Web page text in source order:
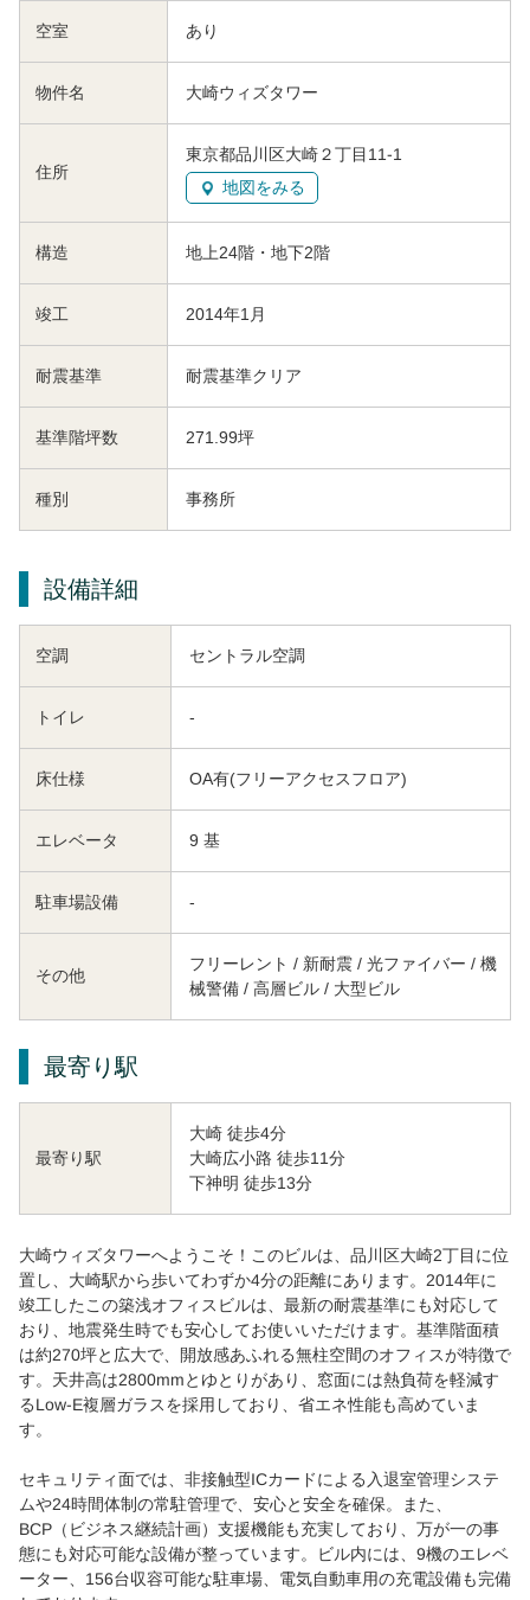
空室 あり
物件名 大崎ウィズタワー
住所
東京都品川区大崎２丁目11-1
地図をみる
構造 地上24階・地下2階
竣工 2014年1月
耐震基準 耐震基準クリア
基準階坪数 271.99坪
種別 事務所
設備詳細
空調 セントラル空調
トイレ -
床仕様 OA有(フリーアクセスフロア)
エレベータ 9 基
駐車場設備 -
その他
フリーレント / 新耐震 / 光ファイバー / 機
械警備 / 高層ビル / 大型ビル
最寄り駅
最寄り駅
大崎 徒歩4分
大崎広小路 徒歩11分
下神明 徒歩13分
大崎ウィズタワーへようこそ！このビルは、品川区大崎2丁目に位
置し、大崎駅から歩いてわずか4分の距離にあります。2014年に
竣工したこの築浅オフィスビルは、最新の耐震基準にも対応して
おり、地震発生時でも安心してお使いいただけます。基準階面積
は約270坪と広大で、開放感あふれる無柱空間のオフィスが特徴で
す。天井高は2800mmとゆとりがあり、窓面には熱負荷を軽減す
るLow-E複層ガラスを採用しており、省エネ性能も高めていま
す。
セキュリティ面では、非接触型ICカードによる入退室管理システ
ムや24時間体制の常駐管理で、安心と安全を確保。また、
BCP（ビジネス継続計画）支援機能も充実しており、万が一の事
態にも対応可能な設備が整っています。ビル内には、9機のエレベ
ーター、156台収容可能な駐車場、電気自動車用の充電設備も完備